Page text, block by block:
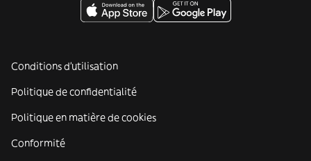
Conditions d'utilisation
Politique de confidentialité
Politique en matière de cookies
Conformité